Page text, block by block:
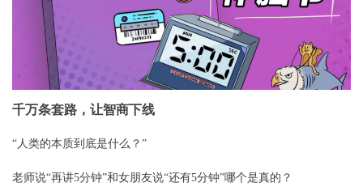
千万条套路，让智商下线
“人类的本质到底是什么？”
老师说“再讲5分钟”和女朋友说“还有5分钟”哪个是真的？